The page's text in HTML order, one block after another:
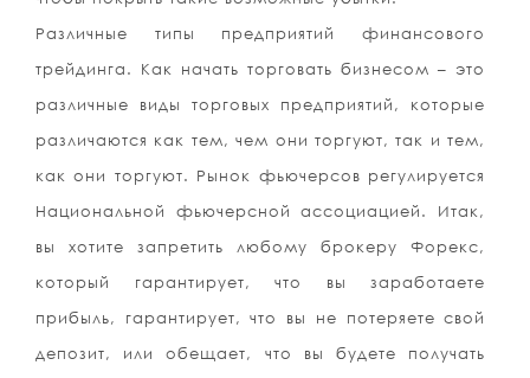
Различные типы предприятий финансового
трейдинга. Как начать торговать бизнесом – это
различные виды торговых предприятий, которые
различаются как тем, чем они торгуют, так и тем,
как они торгуют. Рынок фьючерсов регулируется
Национальной фьючерсной ассоциацией. Итак,
вы хотите запретить любому брокеру Форекс,
который гарантирует, что вы заработаете
прибыль, гарантирует, что вы не потеряете свой
депозит, или обещает, что вы будете получать